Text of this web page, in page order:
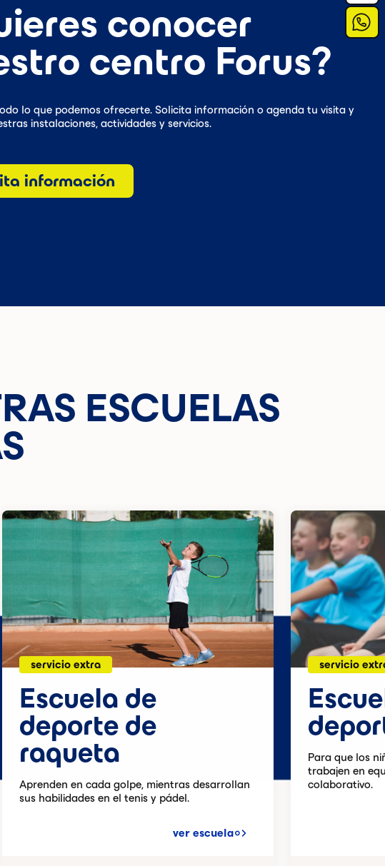
conocer
centro Forus?
lo que podemos ofrecerte. Solicita información o agenda tu visita y
instalaciones, actividades y servicios.
información
ESCUELAS
servicio extra
Escuela de
deporte de
raqueta
Aprenden en cada golpe, mientras desarrollan
sus habilidades en el tenis y pádel.
ver escuela
servicio
Para que los
trabajen en
colaborativo.